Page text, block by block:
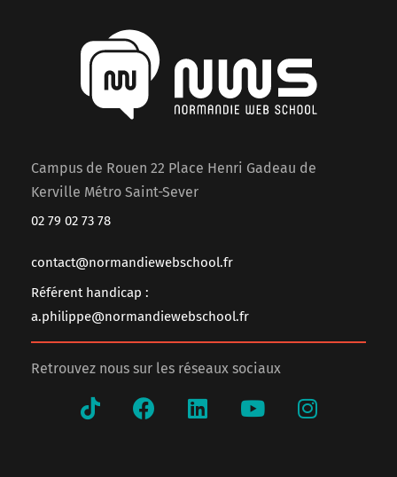
Campus de Rouen 22 Place Henri Gadeau de
Kerville Métro Saint-Sever
02 79 02 73 78
contact@normandiewebschool.fr
Référent handicap :
a.philippe@normandiewebschool.fr
Retrouvez nous sur les réseaux sociaux